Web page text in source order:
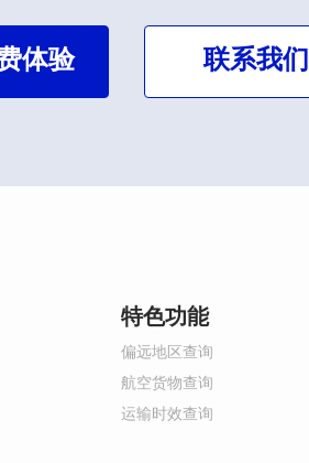
体验 联系我们
特色功能
偏远地区查询
航空货物查询
运输时效查询